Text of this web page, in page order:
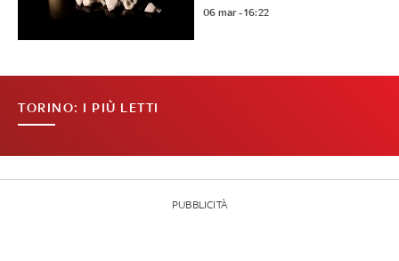
06 mar - 16:22
TORINO: I PIÙ LETTI
PUBBLICITÀ